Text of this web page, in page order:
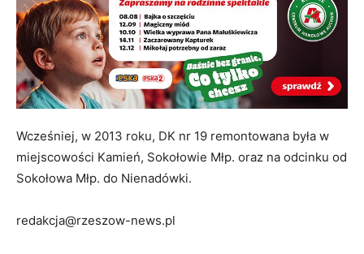
Wcześniej, w 2013 roku, DK nr 19 remontowana była w
miejscowości Kamień, Sokołowie Młp. oraz na odcinku od
Sokołowa Młp. do Nienadówki.
redakcja@rzeszow-news.pl